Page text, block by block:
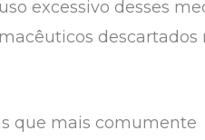
excessivo desses
descartados
que mais comumente